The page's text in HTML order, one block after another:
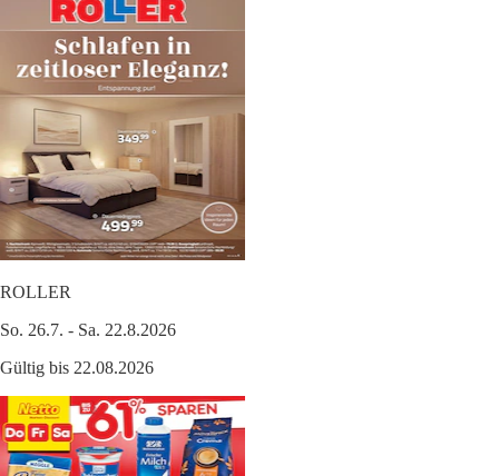
ROLLER
So. 26.7. - Sa. 22.8.2026
Gültig bis 22.08.2026